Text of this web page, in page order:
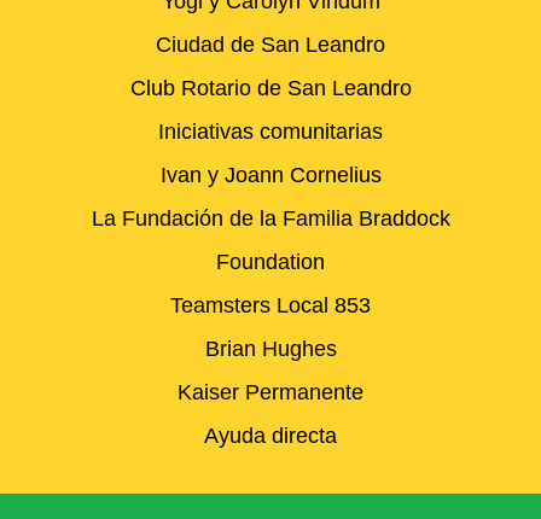
Ciudad de San Leandro
Club Rotario de San Leandro
Iniciativas comunitarias
Ivan y Joann Cornelius
La Fundación de la Familia Braddock
Foundation
Teamsters Local 853
Brian Hughes
Kaiser Permanente
Ayuda directa